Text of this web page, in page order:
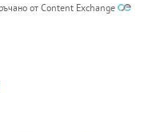
от Content Exchange